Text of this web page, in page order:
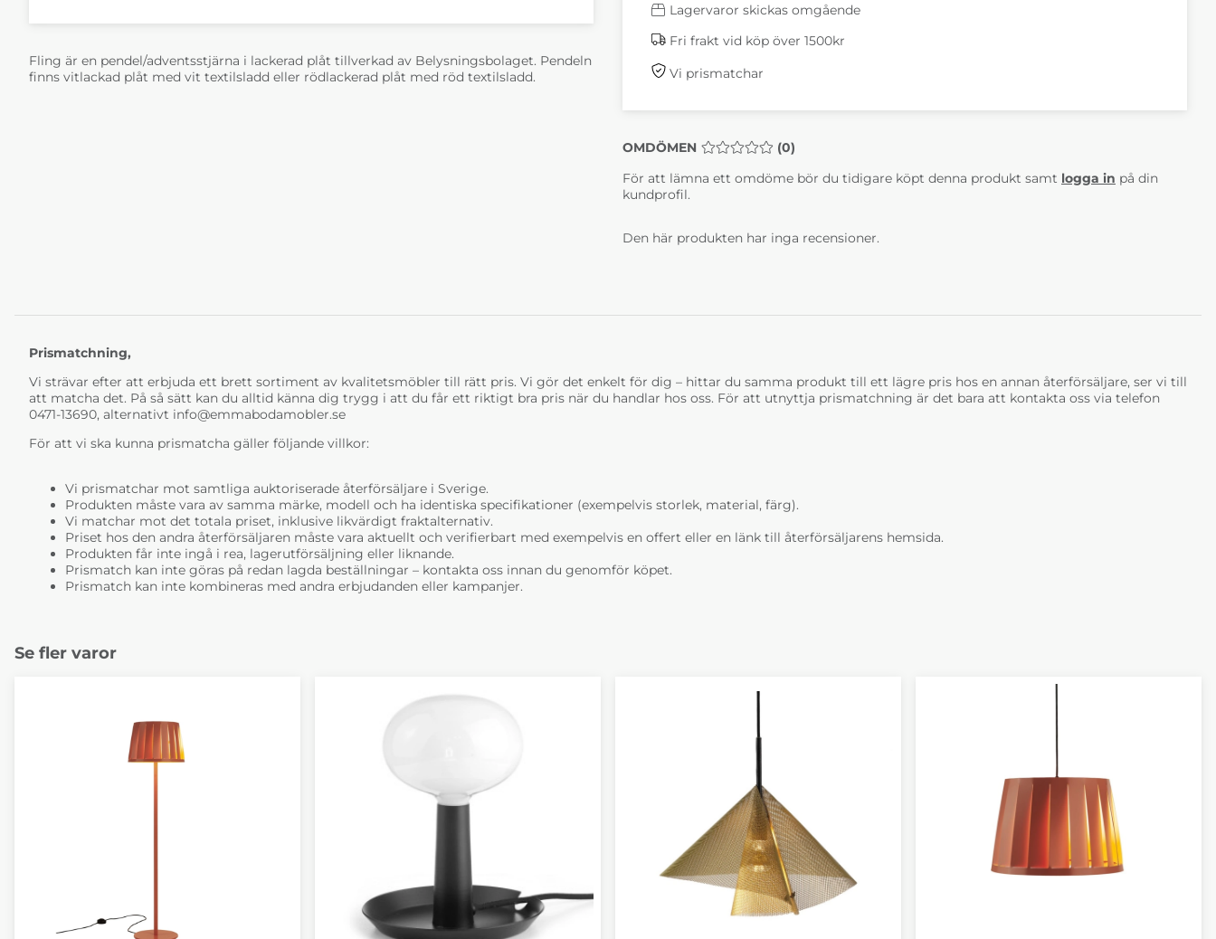
Fling är en pendel/adventsstjärna i lackerad plåt tillverkad av Belysningsbolaget. Pendeln
finns vitlackad plåt med vit textilsladd eller rödlackerad plåt med röd textilsladd.
Lagervaror skickas omgående
Fri frakt vid köp över 1500kr
Vi prismatchar
OMDÖMEN MEDELBETYG 0 AV 5 ANTAL BETYG 0
(0)
För att lämna ett omdöme bör du tidigare köpt denna produkt samt logga in på din
kundprofil.
Den här produkten har inga recensioner.
Prismatchning,
Vi strävar efter att erbjuda ett brett sortiment av kvalitetsmöbler till rätt pris. Vi gör det enkelt för dig – hittar du samma produkt till ett lägre pris hos en annan återförsäljare, ser vi till
att matcha det. På så sätt kan du alltid känna dig trygg i att du får ett riktigt bra pris när du handlar hos oss. För att utnyttja prismatchning är det bara att kontakta oss via telefon
0471-13690, alternativt info@emmabodamobler.se
För att vi ska kunna prismatcha gäller följande villkor:
Vi prismatchar mot samtliga auktoriserade återförsäljare i Sverige.
Produkten måste vara av samma märke, modell och ha identiska specifikationer (exempelvis storlek, material, färg).
Vi matchar mot det totala priset, inklusive likvärdigt fraktalternativ.
Priset hos den andra återförsäljaren måste vara aktuellt och verifierbart med exempelvis en offert eller en länk till återförsäljarens hemsida.
Produkten får inte ingå i rea, lagerutförsäljning eller liknande.
Prismatch kan inte göras på redan lagda beställningar – kontakta oss innan du genomför köpet.
Prismatch kan inte kombineras med andra erbjudanden eller kampanjer.
Se fler varor